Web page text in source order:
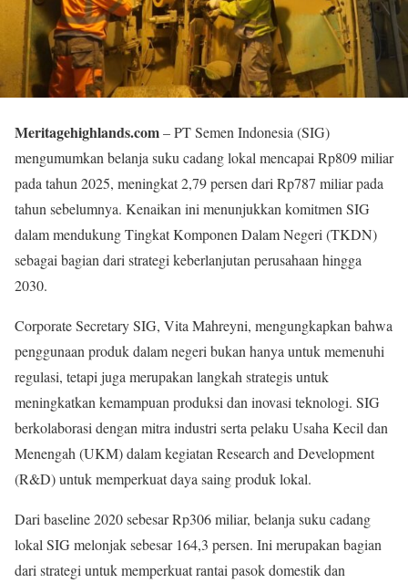
Meritagehighlands.com– PT Semen Indonesia (SIG)
mengumumkan belanja suku cadang lokal mencapai Rp809 miliar
pada tahun 2025, meningkat 2,79 persen dari Rp787 miliar pada
tahun sebelumnya. Kenaikan ini menunjukkan komitmen SIG
dalam mendukung Tingkat Komponen Dalam Negeri (TKDN)
sebagai bagian dari strategi keberlanjutan perusahaan hingga
2030.
Corporate Secretary SIG, Vita Mahreyni, mengungkapkan bahwa
penggunaan produk dalam negeri bukan hanya untuk memenuhi
regulasi, tetapi juga merupakan langkah strategis untuk
meningkatkan kemampuan produksi dan inovasi teknologi. SIG
berkolaborasi dengan mitra industri serta pelaku Usaha Kecil dan
Menengah (UKM) dalam kegiatan Research and Development
(R&D) untuk memperkuat daya saing produk lokal.
Dari baseline 2020 sebesar Rp306 miliar, belanja suku cadang
lokal SIG melonjak sebesar 164,3 persen. Ini merupakan bagian
dari strategi untuk memperkuat rantai pasok domestik dan